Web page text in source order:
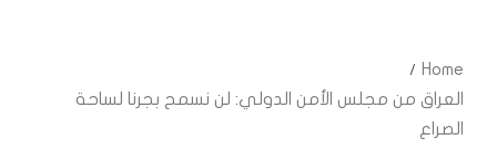
Home
العراق من مجلس الأمن الدولي: لن نسمح بجرنا لساحة
الصراع